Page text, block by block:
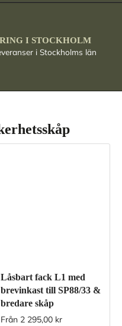
I STOCKHOLM
i Stockholms län
Låsbart fack L1 med
brevinkast till SP88/33 &
bredare skåp
Från 2 295,00 kr